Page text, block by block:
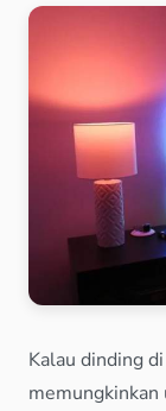
Kalau dinding
memungkinkan